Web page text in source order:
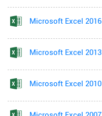
Microsoft Excel 2016
Microsoft Excel 2013
Microsoft Excel 2010